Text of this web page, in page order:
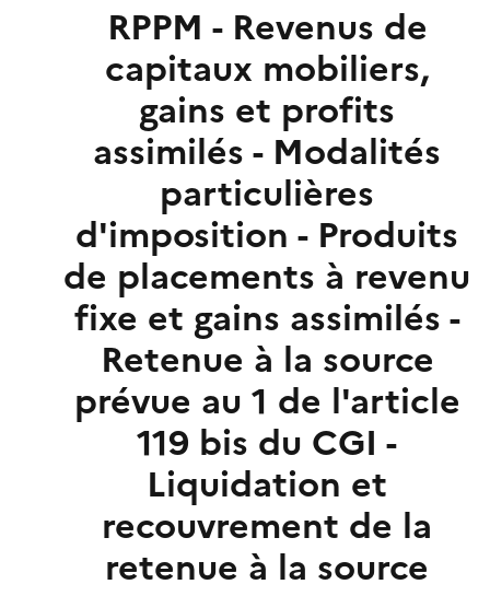
RPPM - Revenus de
capitaux mobiliers,
gains et profits
assimilés - Modalités
particulières
d'imposition - Produits
de placements à revenu
fixe et gains assimilés -
Retenue à la source
prévue au 1 de l'article
119 bis du CGI -
Liquidation et
recouvrement de la
retenue à la source